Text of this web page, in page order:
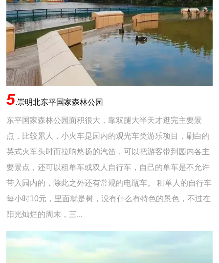
5.崇明北东平国家森林公园
东平国家森林公园面积很大，靠双腿大半天才逛完主要景
点，比较累人，小火车是园内的观光车类游乐项目，刷白的
英式火车头时而拉响悠扬的汽笛，可以把游客带到园内各主
要景点，还可以租单车或双人自行车，自己的单车是不允许
带入园内的，除此之外还有常规的电瓶车。 租单人的自行车
每小时10元，里面就是树，没有什么有特色的景色，不过在
阳光灿烂的周末，三...